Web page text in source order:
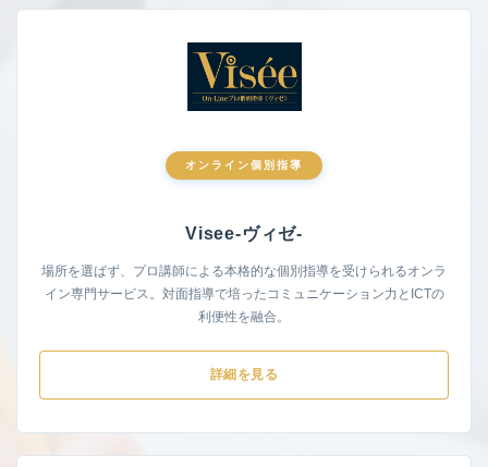
オンライン個別指導
Visee-ヴィゼ-
場所を選ばず、プロ講師による本格的な個別指導を受けられるオンラ
イン専門サービス。対面指導で培ったコミュニケーション力とICTの
利便性を融合。
詳細を見る